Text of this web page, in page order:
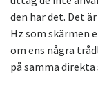
den har det. Det
Hz som skärmen
om ens några
på samma